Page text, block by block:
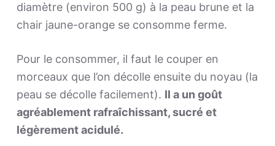
diamètre (environ 500 g) à la peau brune et la
chair jaune-orange se consomme ferme.
Pour le consommer, il faut le couper en
morceaux que l’on décolle ensuite du noyau (la
peau se décolle facilement). Il a un goût
agréablement rafraîchissant, sucré et
légèrement acidulé.